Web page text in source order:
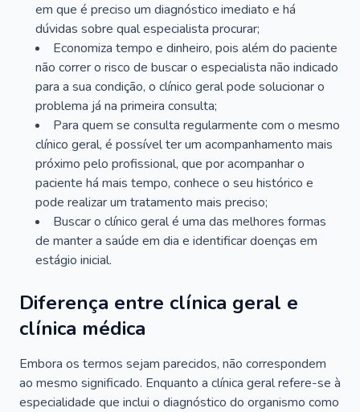
em que é preciso um diagnóstico imediato e há
dúvidas sobre qual especialista procurar;
Economiza tempo e dinheiro, pois além do paciente
não correr o risco de buscar o especialista não indicado
para a sua condição, o clínico geral pode solucionar o
problema já na primeira consulta;
Para quem se consulta regularmente com o mesmo
clínico geral, é possível ter um acompanhamento mais
próximo pelo profissional, que por acompanhar o
paciente há mais tempo, conhece o seu histórico e
pode realizar um tratamento mais preciso;
Buscar o clínico geral é uma das melhores formas
de manter a saúde em dia e identificar doenças em
estágio inicial.
Diferença entre clínica geral e
clínica médica
Embora os termos sejam parecidos, não correspondem
ao mesmo significado. Enquanto a clínica geral refere-se à
especialidade que inclui o diagnóstico do organismo como